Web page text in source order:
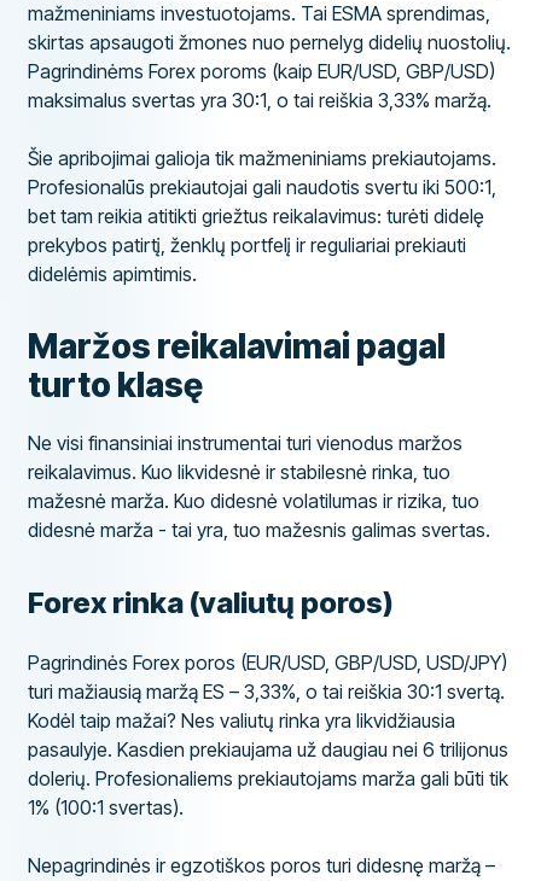
mažmeniniams investuotojams. Tai ESMA sprendimas,
skirtas apsaugoti žmones nuo pernelyg didelių nuostolių.
Pagrindinėms Forex poroms (kaip EUR/USD, GBP/USD)
maksimalus svertas yra 30:1, o tai reiškia 3,33% maržą.
Šie apribojimai galioja tik mažmeniniams prekiautojams.
Profesionalūs prekiautojai gali naudotis svertu iki 500:1,
bet tam reikia atitikti griežtus reikalavimus: turėti didelę
prekybos patirtį, ženklų portfelį ir reguliariai prekiauti
didelėmis apimtimis.
Maržos reikalavimai pagal
turto klasę
Ne visi finansiniai instrumentai turi vienodus maržos
reikalavimus. Kuo likvidesnė ir stabilesnė rinka, tuo
mažesnė marža. Kuo didesnė volatilumas ir rizika, tuo
didesnė marža - tai yra, tuo mažesnis galimas svertas.
Forex rinka (valiutų poros)
Pagrindinės Forex poros (EUR/USD, GBP/USD, USD/JPY)
turi mažiausią maržą ES – 3,33%, o tai reiškia 30:1 svertą.
Kodėl taip mažai? Nes valiutų rinka yra likvidžiausia
pasaulyje. Kasdien prekiaujama už daugiau nei 6 trilijonus
dolerių. Profesionaliems prekiautojams marža gali būti tik
1% (100:1 svertas).
Nepagrindinės ir egzotiškos poros turi didesnę maržą –